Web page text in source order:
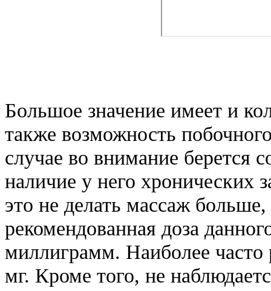
Большое значение имеет и
также возможность
случае во внимание берется
наличие у него хронических
это не делать массаж
рекомендованная доза
миллиграмм. Наиболее часто
мг. Кроме того, не